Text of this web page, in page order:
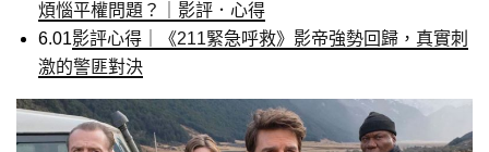
煩惱平權問題？｜影評．心得
6.01影評心得｜《211緊急呼救》影帝強勢回歸，真實刺
激的警匪對決